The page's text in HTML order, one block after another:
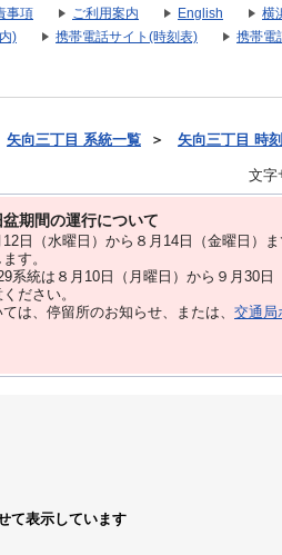
事項 ご利用案内 English 横
)
携帯電話サイト(時刻表) 携帯電
矢向三丁目 系統一覧 ＞ 矢向三丁目 時
文字
期間の運行について
⽇（水曜日）から８⽉14⽇（金曜日）
す。
統は８月10日（月曜日）から９月30日
ださい。
は、停留所のお知らせ、または、 交通局
て表示しています